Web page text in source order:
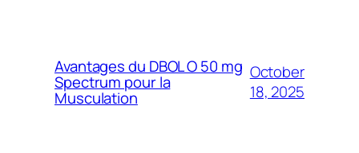
Avantages du DBOL O 50 mg
Spectrum pour la
Musculation
October
18, 2025